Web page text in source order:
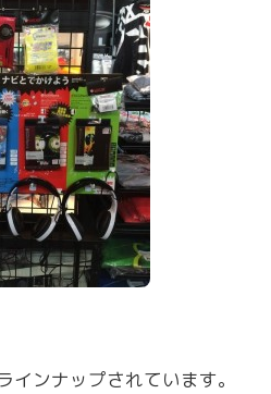
ンナップされています。